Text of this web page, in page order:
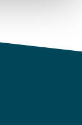
web con
y análisis